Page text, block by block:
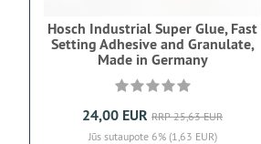
Hosch Industrial Super Glue, Fast
Setting Adhesive and Granulate,
Made in Germany
24,00 EUR RRP 25,63 EUR
Jūs sutaupote 6% (1,63 EUR)